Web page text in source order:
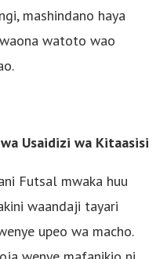
mashindano haya
watoto wao
Usaidizi wa Kitaasisi
Futsal mwaka huu
waandaji tayari
upeo wa macho.